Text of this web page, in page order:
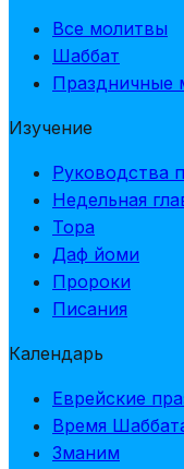
Все молитвы
Шаббат
Праздничные
Изучение
Руководства
Недельная
Тора
Даф йоми
Пророки
Писания
Календарь
Еврейские
Время
Зманим